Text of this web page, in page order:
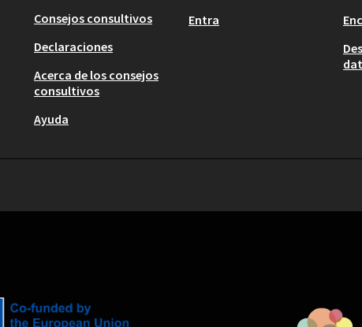
Consejos consultivos
Declaraciones
Acerca de los consejos
consultivos
Ayuda
Entra